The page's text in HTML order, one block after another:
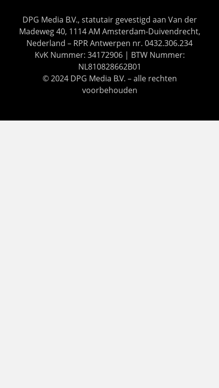
DPG Media B.V., statutair gevestigd aan Van der
Madeweg 40, 1114 AM Amsterdam-Duivendrecht,
Nederland – RPR Antwerpen nr. 0432.306.234
KvK Nummer: 34172906 | BTW Nummer:
NL810828662B01
© 2024 DPG Media B.V. – alle rechten
voorbehouden